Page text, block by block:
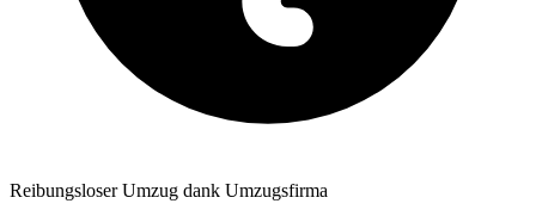
Reibungsloser Umzug dank Umzugsfirma